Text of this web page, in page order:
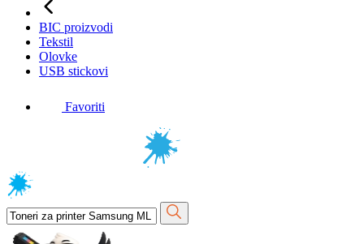
BIC proizvodi
Tekstil
Olovke
USB stickovi
Favoriti